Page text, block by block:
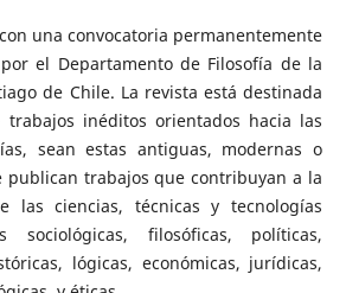
una convocatoria permanentemente
el Departamento de Filosofía de la
de Chile. La revista está destinada
inéditos orientados hacia las
sean estas antiguas, modernas o
publican trabajos que contribuyan a la
las ciencias, técnicas y tecnologías
sociológicas, filosóficas, políticas,
lógicas, económicas, jurídicas,